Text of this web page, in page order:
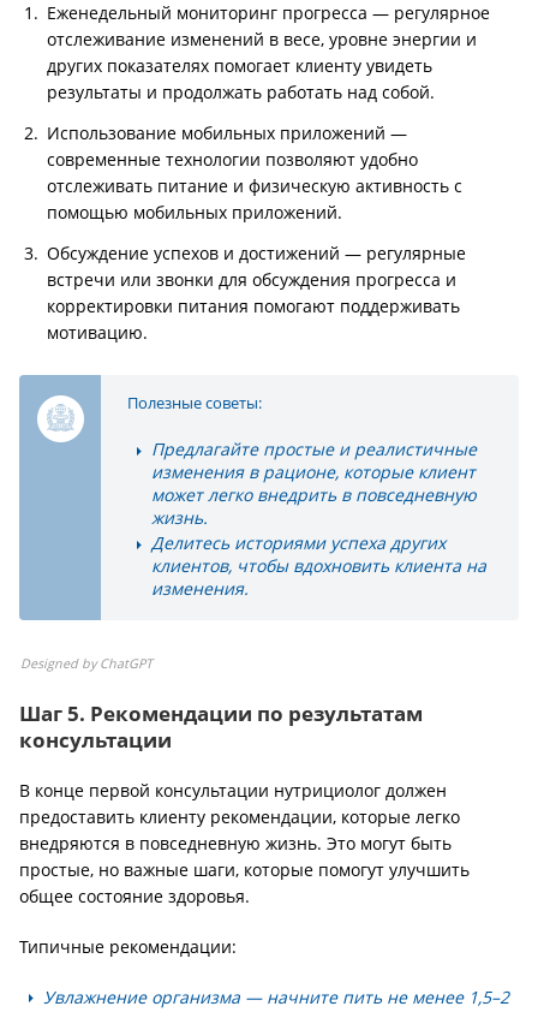
Еженедельный мониторинг прогресса — регулярное
отслеживание изменений в весе, уровне энергии и
других показателях помогает клиенту увидеть
результаты и продолжать работать над собой.
Использование мобильных приложений —
современные технологии позволяют удобно
отслеживать питание и физическую активность с
помощью мобильных приложений.
Обсуждение успехов и достижений — регулярные
встречи или звонки для обсуждения прогресса и
корректировки питания помогают поддерживать
мотивацию.
Полезные советы:
Предлагайте простые и реалистичные
изменения в рационе, которые клиент
может легко внедрить в повседневную
жизнь.
Делитесь историями успеха других
клиентов, чтобы вдохновить клиента на
изменения.
Designed by ChatGPT
Шаг 5. Рекомендации по результатам
консультации
В конце первой консультации нутрициолог должен
предоставить клиенту рекомендации, которые легко
внедряются в повседневную жизнь. Это могут быть
простые, но важные шаги, которые помогут улучшить
общее состояние здоровья.
Типичные рекомендации:
Увлажнение организма — начните пить не менее 1,5–2